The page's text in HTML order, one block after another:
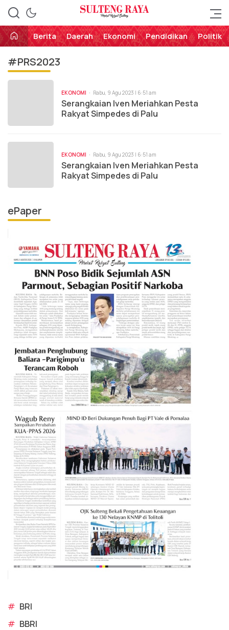
Sulteng Raya
Perekat Rakyat Sulteng
Berita
Daerah Ekonomi Pendidikan Politik
#PRS2023
EKONOMI Rabu, 9 Agu 2023 | 6:51 am
Serangkaian Iven Meriahkan Pesta
Rakyat Simpedes di Palu
EKONOMI Rabu, 9 Agu 2023 | 6:51 am
Serangkaian Iven Meriahkan Pesta
Rakyat Simpedes di Palu
ePaper
# BRI
# BBRI